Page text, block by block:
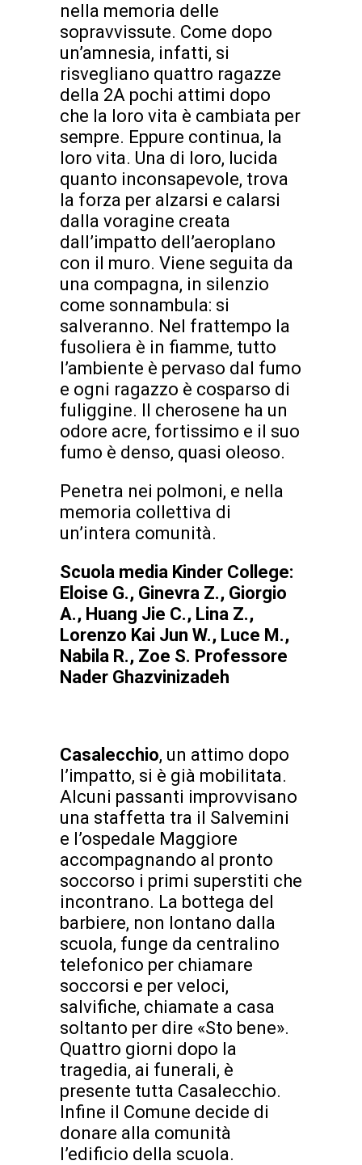
nella memoria delle
sopravvissute. Come dopo
un’amnesia, infatti, si
risvegliano quattro ragazze
della 2A pochi attimi dopo
che la loro vita è cambiata per
sempre. Eppure continua, la
loro vita. Una di loro, lucida
quanto inconsapevole, trova
la forza per alzarsi e calarsi
dalla voragine creata
dall’impatto dell’aeroplano
con il muro. Viene seguita da
una compagna, in silenzio
come sonnambula: si
salveranno. Nel frattempo la
fusoliera è in fiamme, tutto
l’ambiente è pervaso dal fumo
e ogni ragazzo è cosparso di
fuliggine. Il cherosene ha un
odore acre, fortissimo e il suo
fumo è denso, quasi oleoso.
Penetra nei polmoni, e nella
memoria collettiva di
un’intera comunità.
Scuola media Kinder College:
Eloise G., Ginevra Z., Giorgio
A., Huang Jie C., Lina Z.,
Lorenzo Kai Jun W., Luce M.,
Nabila R., Zoe S. Professore
Nader Ghazvinizadeh
Casalecchio, un attimo dopo
l’impatto, si è già mobilitata.
Alcuni passanti improvvisano
una staffetta tra il Salvemini
e l’ospedale Maggiore
accompagnando al pronto
soccorso i primi superstiti che
incontrano. La bottega del
barbiere, non lontano dalla
scuola, funge da centralino
telefonico per chiamare
soccorsi e per veloci,
salvifiche, chiamate a casa
soltanto per dire «Sto bene».
Quattro giorni dopo la
tragedia, ai funerali, è
presente tutta Casalecchio.
Infine il Comune decide di
donare alla comunità
l’edificio della scuola.